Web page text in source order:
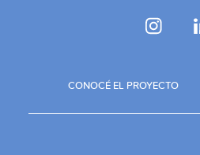
CONOCÉ EL PROYECTO